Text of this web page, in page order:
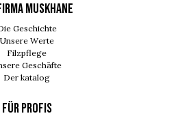
MUSKHANE
Geschichte
Unsere Werte
Filzpflege
Geschäfte
Der katalog
FÜR PROFIS